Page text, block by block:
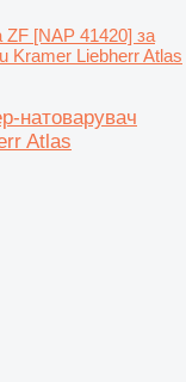
ZF [NAP 41420] за
Kramer Liebherr Atlas
натоварувач
Atlas